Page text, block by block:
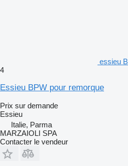
essieu
4
Essieu BPW pour remorque
Prix sur demande
Essieu
Italie, Parma
MARZAIOLI SPA
Contacter le vendeur